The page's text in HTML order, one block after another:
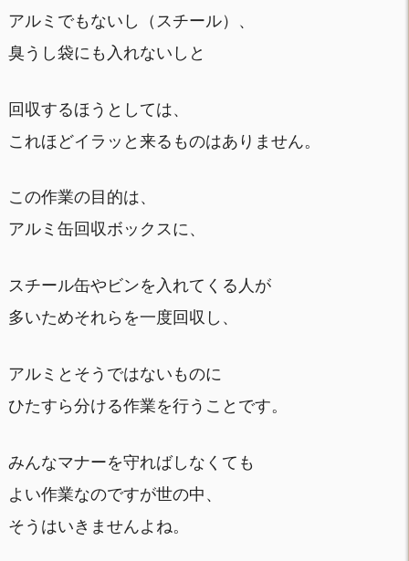
アルミでもないし（スチール）、
臭うし袋にも入れないしと
回収するほうとしては、
これほどイラッと来るものはありません。
この作業の目的は、
アルミ缶回収ボックスに、
スチール缶やビンを入れてくる人が
多いためそれらを一度回収し、
アルミとそうではないものに
ひたすら分ける作業を行うことです。
みんなマナーを守ればしなくても
よい作業なのですが世の中、
そうはいきませんよね。